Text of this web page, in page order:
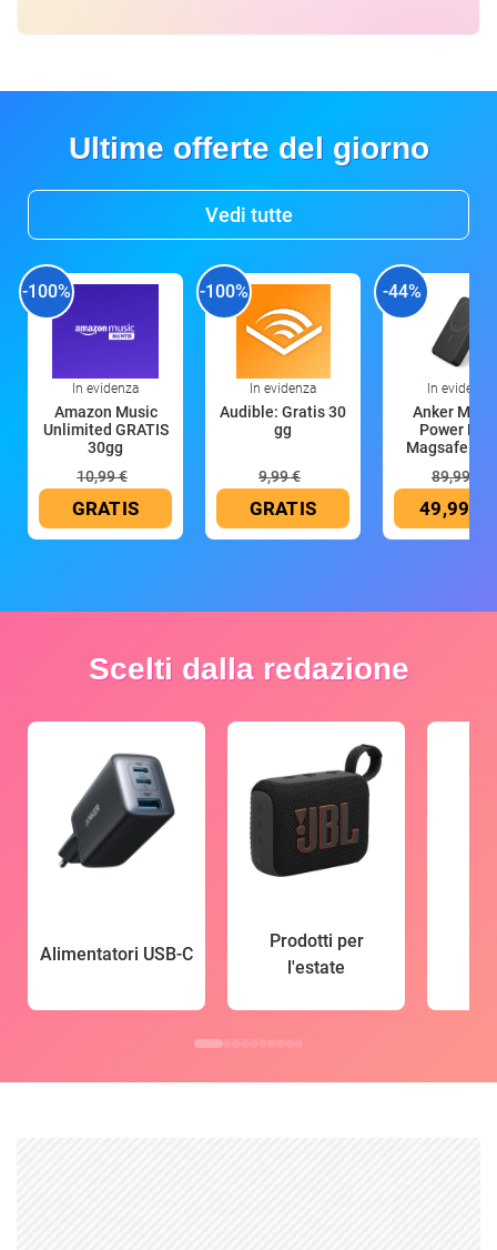
Ultime offerte del giorno
Vedi tutte
-100%
In evidenza
Amazon Music
Unlimited GRATIS
30gg
10,99 €
GRATIS
-100%
In evidenza
Audible: Gratis 30
gg
9,99 €
GRATIS
-44%
In evidenza
Anker
Power
Magsafe
89,99 €
49,99 €
Scelti dalla redazione
Alimentatori USB-C
Prodotti per
l'estate